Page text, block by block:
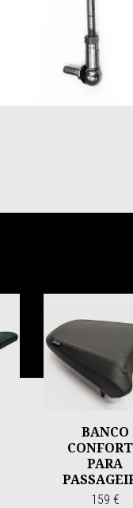
BANCO
PARA
V100
159 €